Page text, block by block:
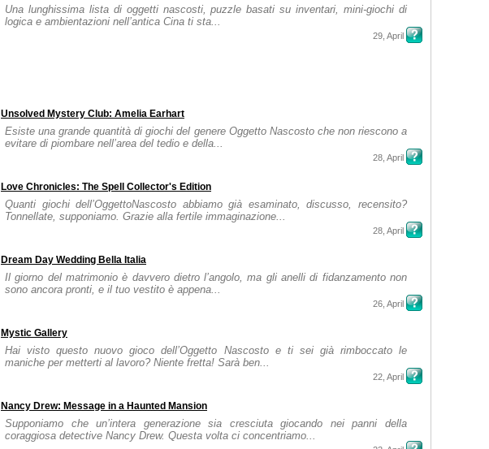
Una lunghissima lista di oggetti nascosti, puzzle basati su inventari, mini-giochi di
logica e ambientazioni nell’antica Cina ti sta...
29, April
Unsolved Mystery Club: Amelia Earhart
Esiste una grande quantità di giochi del genere Oggetto Nascosto che non riescono a
evitare di piombare nell’area del tedio e della...
28, April
Love Chronicles: The Spell Collector's Edition
Quanti giochi dell’OggettoNascosto abbiamo già esaminato, discusso, recensito?
Tonnellate, supponiamo. Grazie alla fertile immaginazione...
28, April
Dream Day Wedding Bella Italia
Il giorno del matrimonio è davvero dietro l’angolo, ma gli anelli di fidanzamento non
sono ancora pronti, e il tuo vestito è appena...
26, April
Mystic Gallery
Hai visto questo nuovo gioco dell’Oggetto Nascosto e ti sei già rimboccato le
maniche per metterti al lavoro? Niente fretta! Sarà ben...
22, April
Nancy Drew: Message in a Haunted Mansion
Supponiamo che un’intera generazione sia cresciuta giocando nei panni della
coraggiosa detective Nancy Drew. Questa volta ci concentriamo...